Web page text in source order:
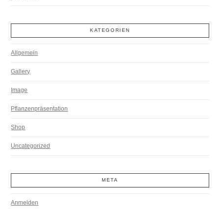
KATEGORIEN
Allgemein
Gallery
Image
Pflanzenpräsentation
Shop
Uncategorized
META
Anmelden